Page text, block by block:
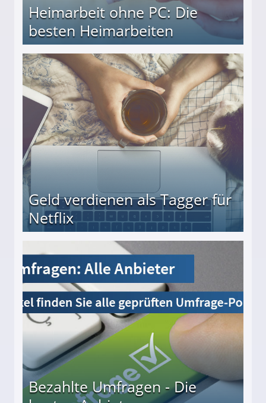
Heimarbeit ohne PC: Die
besten Heimarbeiten
Geld verdienen als Tagger für
Netflix
Bezahlte Umfragen - Die